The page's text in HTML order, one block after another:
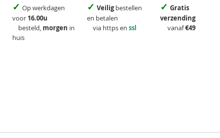
✓ Op werkdagen
voor 16.00u
besteld, morgen in
huis
✓ Veiligbestellen
en betalen
via https en ssl
✓ Gratis
verzending
vanaf€49